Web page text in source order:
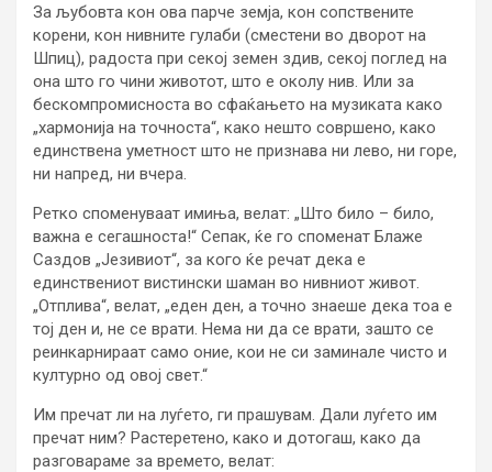
За љубовта кон ова парче земја, кон сопствените
корени, кон нивните гулаби (сместени во дворот на
Шпиц), радоста при секој земен здив, секој поглед на
она што го чини животот, што е околу нив. Или за
бескомпромисноста во сфаќањето на музиката како
„хармонија на точноста“, како нешто совршено, како
единствена уметност што не признава ни лево, ни горе,
ни напред, ни вчера.
Ретко споменуваат имиња, велат: „Што било – било,
важна е сегашноста!“ Сепак, ќе го споменат Блаже
Саздов „Језивиот“, за кого ќе речат дека е
единствениот вистински шаман во нивниот живот.
„Отплива“, велат, „еден ден, а точно знаеше дека тоа е
тој ден и, не се врати. Нема ни да се врати, зашто се
реинкарнираат само оние, кои не си заминале чисто и
културно од овој свет.“
Им пречат ли на луѓето, ги прашувам. Дали луѓето им
пречат ним? Растеретено, како и дотогаш, како да
разговараме за времето, велат: